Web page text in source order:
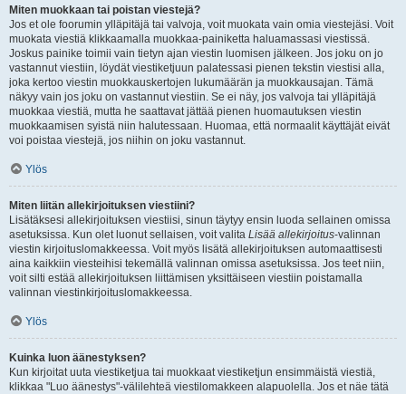
Miten muokkaan tai poistan viestejä?
Jos et ole foorumin ylläpitäjä tai valvoja, voit muokata vain omia viestejäsi. Voit
muokata viestiä klikkaamalla muokkaa-painiketta haluamassasi viestissä.
Joskus painike toimii vain tietyn ajan viestin luomisen jälkeen. Jos joku on jo
vastannut viestiin, löydät viestiketjuun palatessasi pienen tekstin viestisi alla,
joka kertoo viestin muokkauskertojen lukumäärän ja muokkausajan. Tämä
näkyy vain jos joku on vastannut viestiin. Se ei näy, jos valvoja tai ylläpitäjä
muokkaa viestiä, mutta he saattavat jättää pienen huomautuksen viestin
muokkaamisen syistä niin halutessaan. Huomaa, että normaalit käyttäjät eivät
voi poistaa viestejä, jos niihin on joku vastannut.
Ylös
Miten liitän allekirjoituksen viestiini?
Lisätäksesi allekirjoituksen viestiisi, sinun täytyy ensin luoda sellainen omissa
asetuksissa. Kun olet luonut sellaisen, voit valita Lisää allekirjoitus-valinnan
viestin kirjoituslomakkeessa. Voit myös lisätä allekirjoituksen automaattisesti
aina kaikkiin viesteihisi tekemällä valinnan omissa asetuksissa. Jos teet niin,
voit silti estää allekirjoituksen liittämisen yksittäiseen viestiin poistamalla
valinnan viestinkirjoituslomakkeessa.
Ylös
Kuinka luon äänestyksen?
Kun kirjoitat uuta viestiketjua tai muokkaat viestiketjun ensimmäistä viestiä,
klikkaa "Luo äänestys"-välilehteä viestilomakkeen alapuolella. Jos et näe tätä